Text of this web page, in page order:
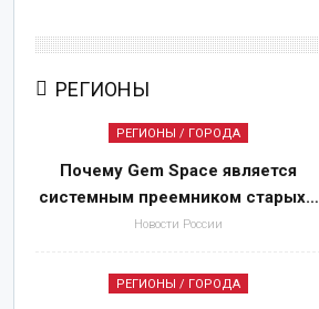
РЕГИОНЫ
РЕГИОНЫ / ГОРОДА
Почему Gem Space является
системным преемником старых…
Новости России
РЕГИОНЫ / ГОРОДА